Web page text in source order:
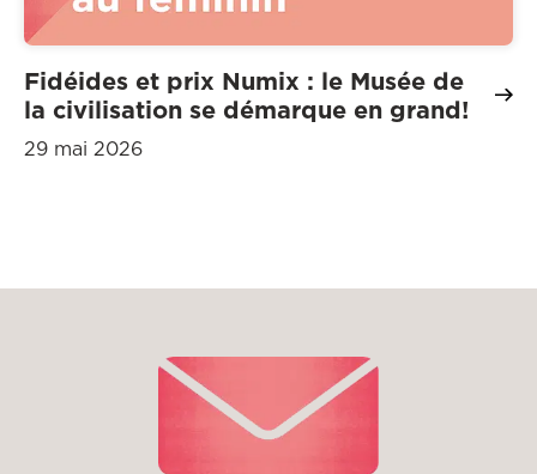
Fidéides et prix Numix : le Musée de
la civilisation se démarque en grand!
29 mai 2026